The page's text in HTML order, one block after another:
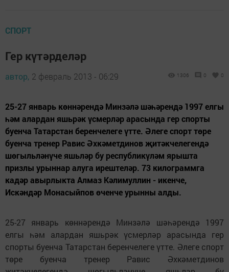
СПОРТ
Гер күтәрделәр
автор, 2 февраль 2013 - 06:29 1306 0 0
25-27 январь көннәрендә Минзәлә шәһәрендә 1997 елгы
һәм алардан яшьрәк үсмерләр арасында гер спорты
буенча Татарстан беренчелеге үтте. Әлеге спорт төре
буенча тренер Равис Әхкәметдинов җитәкчелегендә
шөгыльләнүче яшьләр бу республикүләм ярышта
призлы урыннар алуга ирештеләр. 73 килограммга
кадәр авырлыкта Алмаз Кәлимуллин - икенче,
Искәндәр Монасыйпов өченче урынны алды.
25-27 январь көннәрендә Минзәлә шәһәрендә 1997
елгы һәм алардан яшьрәк үсмерләр арасында гер
спорты буенча Татарстан беренчелеге үтте. Әлеге спорт
төре буенча тренер Равис Әхкәметдинов